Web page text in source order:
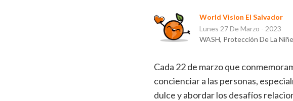
World Vision El Salvador
Lunes 27 De Marzo - 2023
WASH, Protección De La
Cada 22 de marzo que
concienciar a las personas,
dulce y abordar los desafíos